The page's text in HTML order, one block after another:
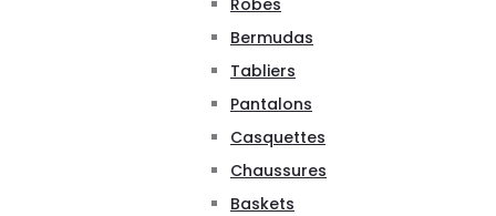
Robes
Bermudas
Tabliers
Pantalons
Casquettes
Chaussures
Baskets